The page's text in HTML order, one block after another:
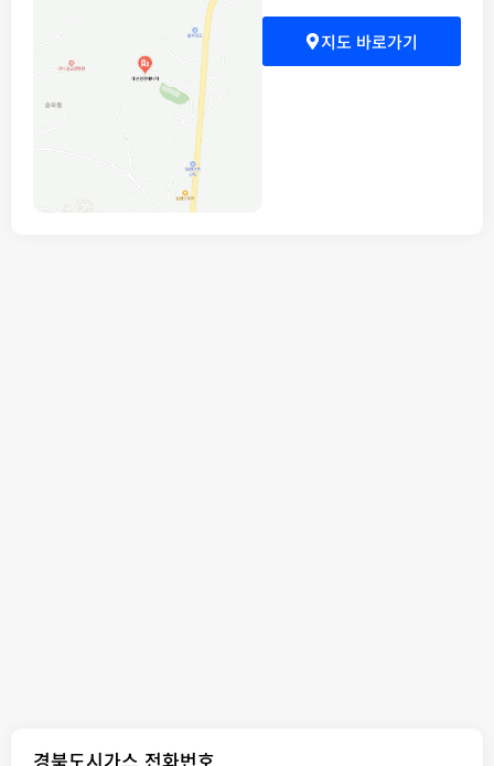
지도 바로가기
경북도시가스 전화번호